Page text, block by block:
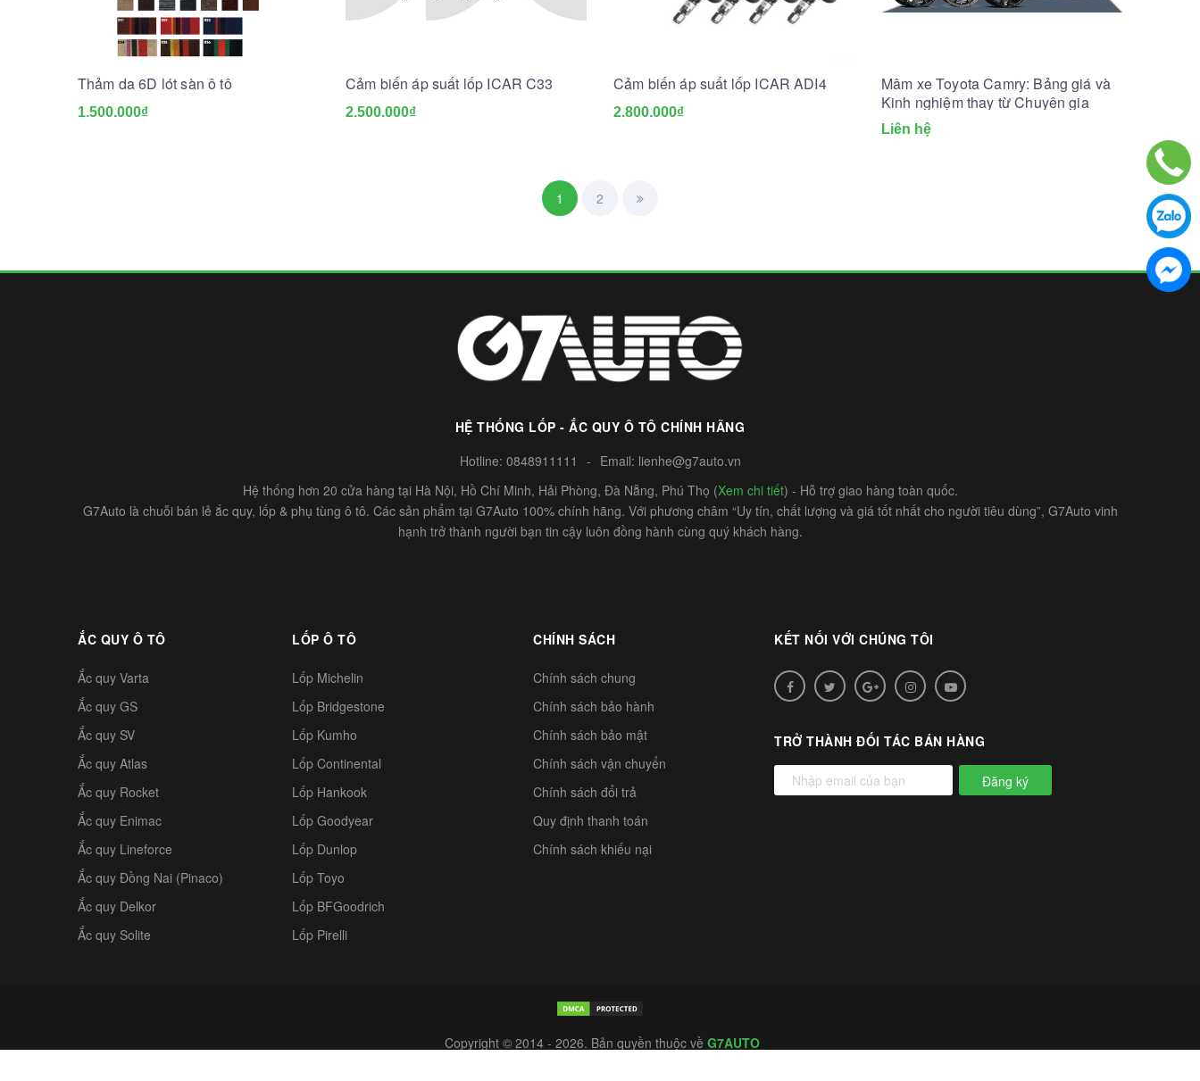
Thảm da 6D lót sàn ô tô
1.500.000₫
Cảm biến áp suất lốp ICAR C33
2.500.000₫
Cảm biến áp suất lốp ICAR ADI4
2.800.000₫
Mâm xe Toyota Camry: Bảng giá và
Kinh nghiệm thay từ Chuyên gia
Liên hệ
1 2
HỆ THỐNG LỐP - ẮC QUY Ô TÔ CHÍNH HÃNG
Hotline: 0848911111 - Email: lienhe@g7auto.vn
Hệ thống hơn 20 cửa hàng tại Hà Nội, Hồ Chí Minh, Hải Phòng, Đà Nẵng, Phú Thọ (Xem chi tiết) - Hỗ trợ giao hàng toàn quốc.
G7Auto là chuỗi bán lẻ ắc quy, lốp & phụ tùng ô tô. Các sản phẩm tại G7Auto 100% chính hãng. Với phương châm “Uy tín, chất lượng và giá tốt nhất cho người tiêu dùng”, G7Auto vinh
hạnh trở thành người bạn tin cậy luôn đồng hành cùng quý khách hàng.
ẮC QUY Ô TÔ
Ắc quy Varta
Ắc quy GS
Ắc quy SV
Ắc quy Atlas
Ắc quy Rocket
Ắc quy Enimac
Ắc quy Lineforce
Ắc quy Đồng Nai (Pinaco)
Ắc quy Delkor
Ắc quy Solite
LỐP Ô TÔ
Lốp Michelin
Lốp Bridgestone
Lốp Kumho
Lốp Continental
Lốp Hankook
Lốp Goodyear
Lốp Dunlop
Lốp Toyo
Lốp BFGoodrich
Lốp Pirelli
CHÍNH SÁCH
Chính sách chung
Chính sách bảo hành
Chính sách bảo mật
Chính sách vận chuyển
Chính sách đổi trả
Quy định thanh toán
Chính sách khiếu nại
KẾT NỐI VỚI CHÚNG TÔI
TRỞ THÀNH ĐỐI TÁC BÁN HÀNG
Đăng ký
Copyright © 2014 - 2026. Bản quyền thuộc về G7AUTO